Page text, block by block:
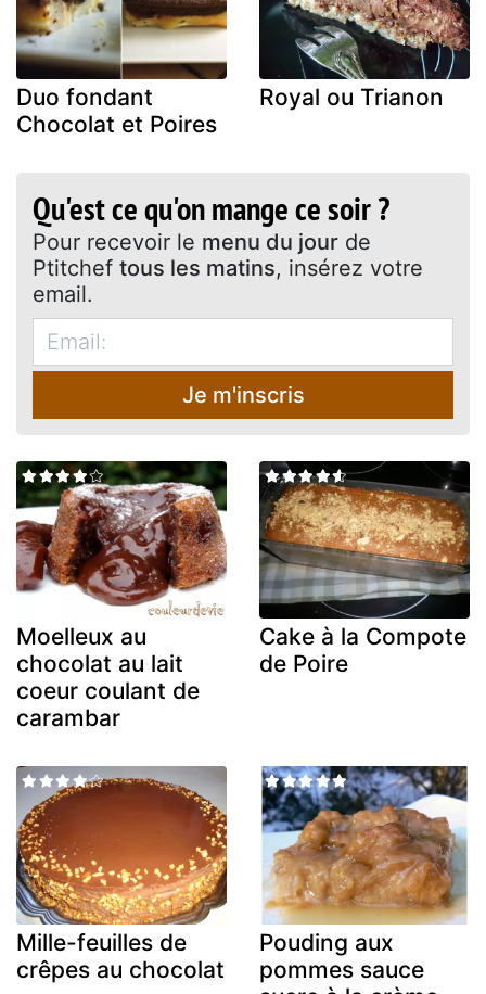
Duo fondant
Chocolat et Poires
Royal ou Trianon
Qu'est ce qu'on mange ce soir ?
Pour recevoir le menu du jour de
Ptitchef tous les matins, insérez votre
email.
Je m'inscris
Moelleux au
chocolat au lait
coeur coulant de
carambar
Cake à la Compote
de Poire
Mille-feuilles de
crêpes au chocolat
Pouding aux
pommes sauce